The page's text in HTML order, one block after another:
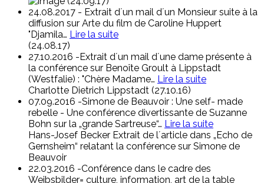
24.08.2017 - Extrait d´un mail d´un Monsieur suite à la
diffusion sur Arte du film de Caroline Huppert
"Djamila… Lire la suite
(24.08.17)
27.10.2016 -Extrait d´un mail d´une dame présente à
la conférence sur Benoîte Groult à Lippstadt
(Westfalie) : "Chère Madame… Lire la suite
Charlotte Dietrich Lippstadt (27.10.16)
07.09.2016 -Simone de Beauvoir : Une self- made
rebelle - Une conférence divertissante de Suzanne
Bohn sur la „grande Sartreuse“… Lire la suite
Hans-Josef Becker Extrait de l´article dans „Echo de
Gernsheim“ relatant la conférence sur Simone de
Beauvoir
22.03.2016 -Conférence dans le cadre des
Weibsbilder= culture, information, art de la table